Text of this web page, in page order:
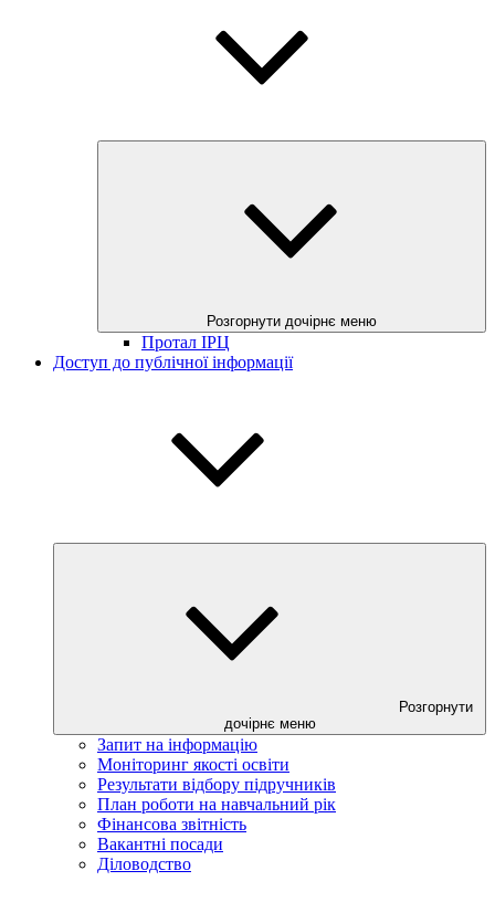
Розгорнути дочірнє меню
Протал ІРЦ
Доступ до публічної інформації
Розгорнути
дочірнє меню
Запит на інформацію
Моніторинг якості освіти
Результати відбору підручників
План роботи на навчальний рік
Фінансова звітність
Вакантні посади
Діловодство